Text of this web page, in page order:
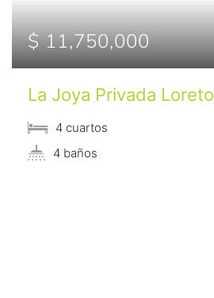
$ 11,750,000
La Joya Privada Loreto
4 сuartos
4 baños